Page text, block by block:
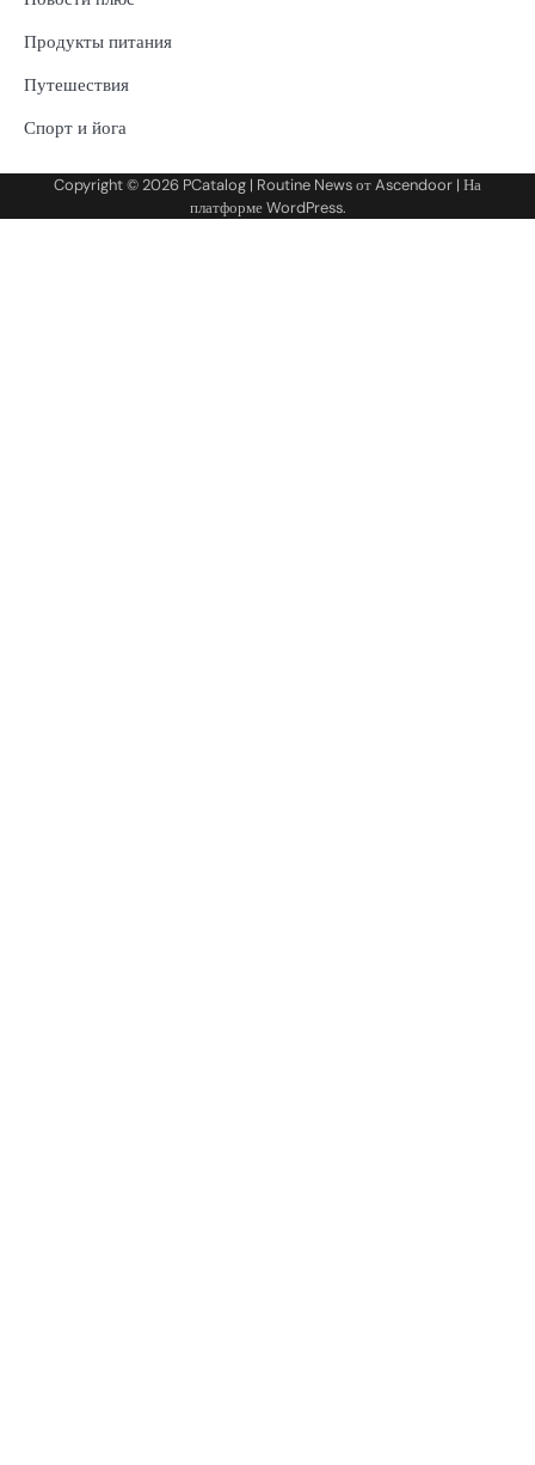
Продукты питания
Путешествия
Спорт и йога
Copyright © 2026 PCatalog | Routine News отAscendoor | На
платформеWordPress.